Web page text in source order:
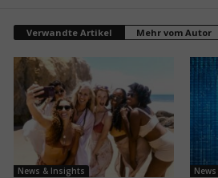
Verwandte Artikel Mehr vom Autor
News & Insights